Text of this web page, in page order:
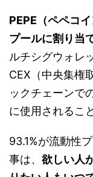
PEPE（ペペコ
プールに割り当
ルチシグウォレ
CEX（中央集権
ックチェーンで
に使用されるこ
93.1%が流動性
事は、 欲しい人